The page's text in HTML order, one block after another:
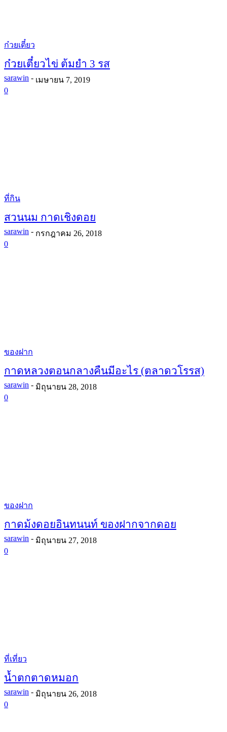
ก๋วยเตี๋ยว
ก๋วยเตี๋ยวไข่ ต้มยำ 3 รส
sarawin - เมษายน 7, 2019
0
ที่กิน
สวนนม กาดเชิงดอย
sarawin - กรกฎาคม 26, 2018
0
ของฝาก
กาดหลวงตอนกลางคืนมีอะไร (ตลาดวโรรส)
sarawin - มิถุนายน 28, 2018
0
ของฝาก
กาดม้งดอยอินทนนท์ ของฝากจากดอย
sarawin - มิถุนายน 27, 2018
0
ที่เที่ยว
น้ำตกตาดหมอก
sarawin - มิถุนายน 26, 2018
0